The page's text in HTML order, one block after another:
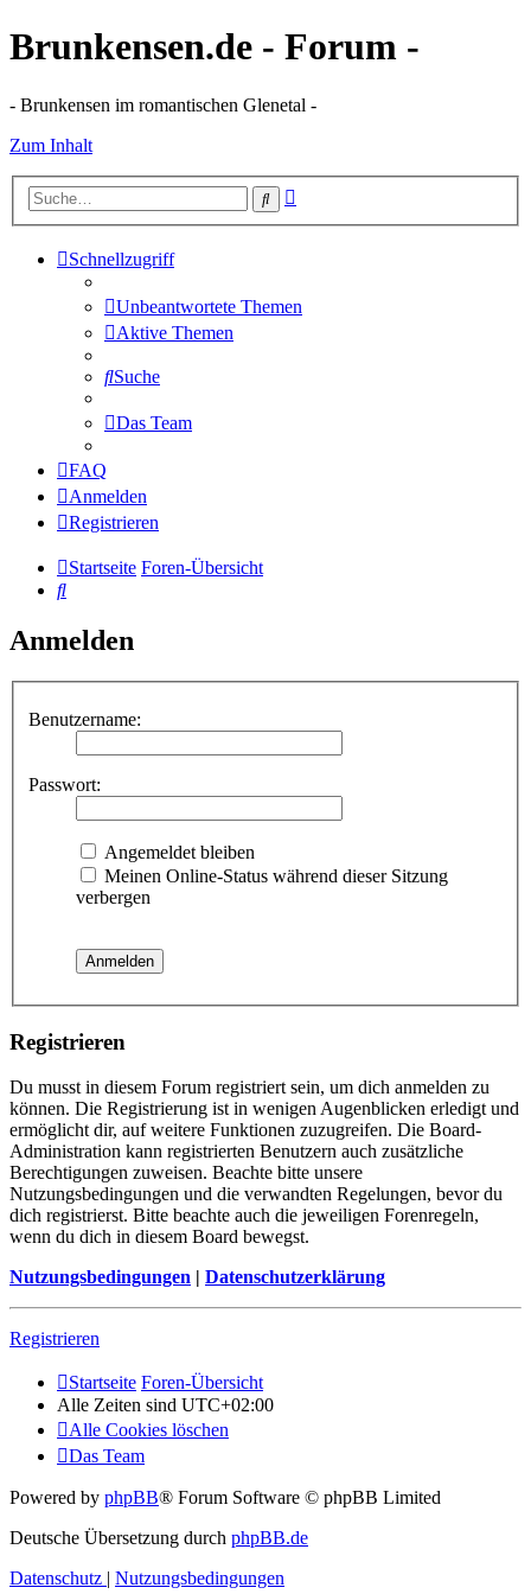
Brunkensen.de - Forum -
- Brunkensen im romantischen Glenetal -
Zum Inhalt
Suche
Schnellzugriff
Unbeantwortete Themen
Aktive Themen
Suche
Das Team
FAQ
Anmelden
Registrieren
Startseite Foren-Übersicht
Suche
Anmelden
Benutzername:
Passwort:
Angemeldet bleiben
Meinen Online-Status während dieser Sitzung
verbergen
Registrieren
Du musst in diesem Forum registriert sein, um dich anmelden zu
können. Die Registrierung ist in wenigen Augenblicken erledigt und
ermöglicht dir, auf weitere Funktionen zuzugreifen. Die Board-
Administration kann registrierten Benutzern auch zusätzliche
Berechtigungen zuweisen. Beachte bitte unsere
Nutzungsbedingungen und die verwandten Regelungen, bevor du
dich registrierst. Bitte beachte auch die jeweiligen Forenregeln,
wenn du dich in diesem Board bewegst.
Nutzungsbedingungen | Datenschutzerklärung
Registrieren
Startseite Foren-Übersicht
Alle Zeiten sind UTC+02:00
Alle Cookies löschen
Das Team
Powered by phpBB® Forum Software © phpBB Limited
Deutsche Übersetzung durch phpBB.de
Datenschutz | Nutzungsbedingungen